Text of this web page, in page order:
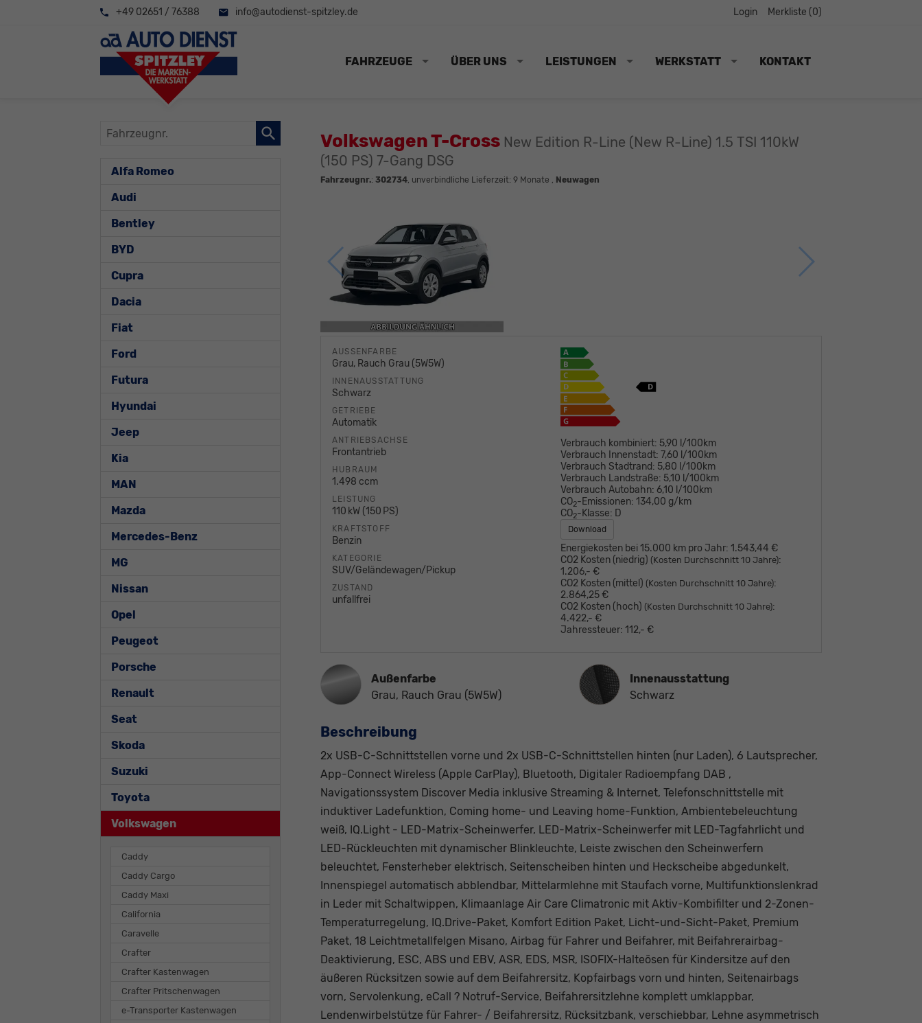
+49 02651 / 76388 info@autodienst-spitzley.de Login Merkliste (0)
FAHRZEUGE ÜBER UNS LEISTUNGEN WERKSTATT KONTAKT
Volkswagen T-Cross New Edition R-Line (New R-Line) 1.5 TSI 110kW
(150 PS) 7-Gang DSG
Fahrzeugnr.: 302734, unverbindliche Lieferzeit: 9 Monate , Neuwagen
AUSSENFARBE
Grau, Rauch Grau (5W5W)
INNENAUSSTATTUNG
Schwarz
GETRIEBE
Automatik
ANTRIEBSACHSE
Frontantrieb
HUBRAUM
1.498 ccm
LEISTUNG
110 kW (150 PS)
KRAFTSTOFF
Benzin
KATEGORIE
SUV/Geländewagen/Pickup
ZUSTAND
unfallfrei
Verbrauch kombiniert: 5,90 l/100km
Verbrauch Innenstadt: 7,60 l/100km
Verbrauch Stadtrand: 5,80 l/100km
Verbrauch Landstraße: 5,10 l/100km
Verbrauch Autobahn: 6,10 l/100km
CO2-Emissionen: 134,00 g/km
CO2-Klasse: D
Download
Energiekosten bei 15.000 km pro Jahr: 1.543,44 €
CO2 Kosten (niedrig) (Kosten Durchschnitt 10 Jahre):
1.206,- €
CO2 Kosten (mittel) (Kosten Durchschnitt 10 Jahre):
2.864,25 €
CO2 Kosten (hoch) (Kosten Durchschnitt 10 Jahre):
4.422,- €
Jahressteuer: 112,- €
Außenfarbe
Grau, Rauch Grau (5W5W)
Innenausstattung
Innenausstattung
Schwarz
Beschreibung
2x USB-C-Schnittstellen vorne und 2x USB-C-Schnittstellen hinten (nur Laden), 6 Lautsprecher,
App-Connect Wireless (Apple CarPlay), Bluetooth, Digitaler Radioempfang DAB ,
Navigationssystem Discover Media inklusive Streaming & Internet, Telefonschnittstelle mit
induktiver Ladefunktion, Coming home- und Leaving home-Funktion, Ambientebeleuchtung
weiß, IQ.Light - LED-Matrix-Scheinwerfer, LED-Matrix-Scheinwerfer mit LED-Tagfahrlicht und
LED-Rückleuchten mit dynamischer Blinkleuchte, Leiste zwischen den Scheinwerfern
beleuchtet, Fensterheber elektrisch, Seitenscheiben hinten und Heckscheibe abgedunkelt,
Innenspiegel automatisch abblendbar, Mittelarmlehne mit Staufach vorne, Multifunktionslenkrad
in Leder mit Schaltwippen, Klimaanlage Air Care Climatronic mit Aktiv-Kombifilter und 2-Zonen-
Temperaturregelung, IQ.Drive-Paket, Komfort Edition Paket, Licht-und-Sicht-Paket, Premium
Paket, 18 Leichtmetallfelgen Misano, Airbag für Fahrer und Beifahrer, mit Beifahrerairbag-
Deaktivierung, ESC, ABS und EBV, ASR, EDS, MSR, ISOFIX-Halteösen für Kindersitze auf den
äußeren Rücksitzen sowie auf dem Beifahrersitz, Kopfairbags vorn und hinten, Seitenairbags
vorn, Servolenkung, eCall ? Notruf-Service, Beifahrersitzlehne komplett umklappbar,
Lendenwirbelstütze für Fahrer- / Beifahrersitz, Rücksitzbank, verschiebbar, Lehne asymmetrisch
Fahrzeugnr.
Alfa Romeo
Audi
Bentley
BYD
Cupra
Dacia
Fiat
Ford
Futura
Hyundai
Jeep
Kia
MAN
Mazda
Mercedes-Benz
MG
Nissan
Opel
Peugeot
Porsche
Renault
Seat
Skoda
Suzuki
Toyota
Volkswagen
Caddy
Caddy Cargo
Caddy Maxi
California
Caravelle
Crafter
Crafter Kastenwagen
Crafter Pritschenwagen
e-Transporter Kastenwagen